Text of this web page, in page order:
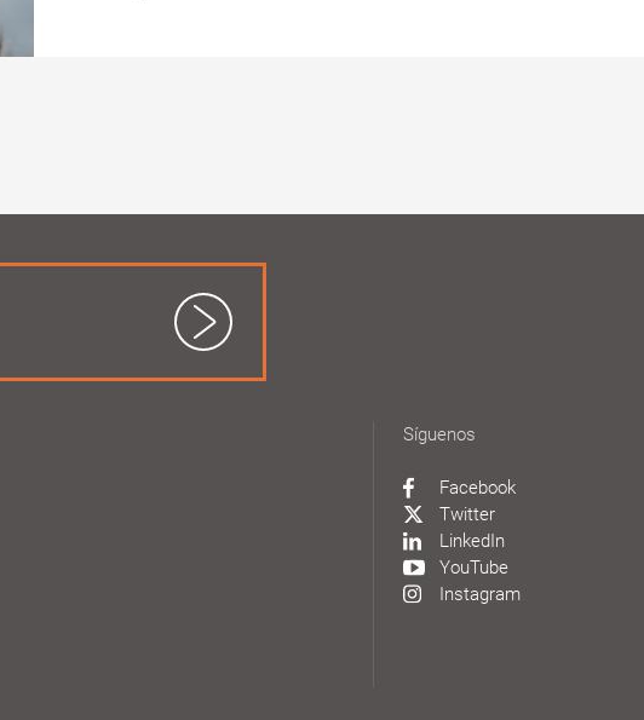
Síguenos
Facebook
Twitter
LinkedIn
YouTube
Instagram